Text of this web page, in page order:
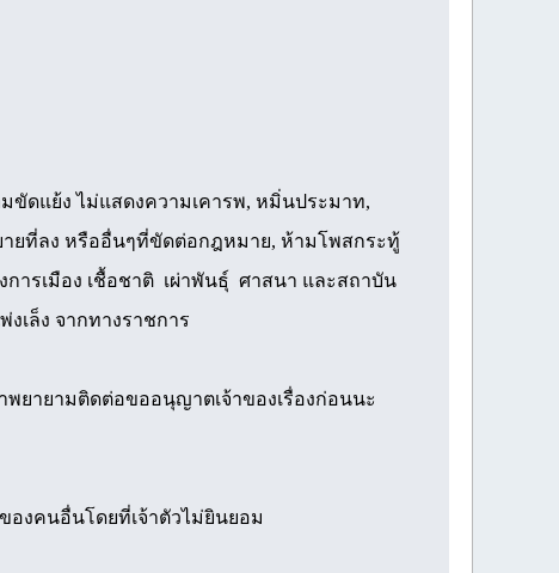
ขัดแย้ง ไม่แสดงความเคารพ, หมิ่นประมาท,
ายที่ลง หรืออื่นๆที่ขัดต่อกฎหมาย, ห้ามโพสกระทู้
ารเมือง เชื้อชาติ เผ่าพันธุ์ ศาสนา และสถาบัน
เล็ง จากทางราชการ
ยายามติดต่อขออนุญาตเจ้าของเรื่องก่อนนะ
องคนอื่นโดยที่เจ้าตัวไม่ยินยอม